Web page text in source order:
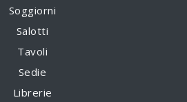
Soggiorni
Salotti
Tavoli
Sedie
Librerie